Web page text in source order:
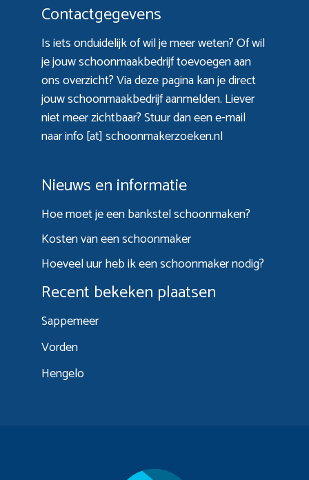
Contactgegevens
Is iets onduidelijk of wil je meer weten? Of wil
je jouw schoonmaakbedrijf toevoegen aan
ons overzicht? Viadeze paginakan je direct
jouw schoonmaakbedrijf aanmelden. Liever
niet meer zichtbaar? Stuur dan een e-mail
naar info [at] schoonmakerzoeken.nl
Nieuws en informatie
Hoe moet je een bankstel schoonmaken?
Kosten van een schoonmaker
Hoeveel uur heb ik een schoonmaker nodig?
Recent bekeken plaatsen
Sappemeer
Vorden
Hengelo